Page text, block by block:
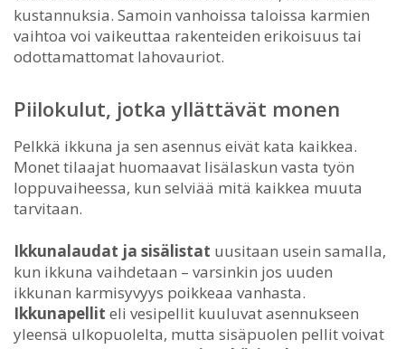
kustannuksia. Samoin vanhoissa taloissa karmien
vaihtoa voi vaikeuttaa rakenteiden erikoisuus tai
odottamattomat lahovauriot.
Piilokulut, jotka yllättävät monen
Pelkkä ikkuna ja sen asennus eivät kata kaikkea.
Monet tilaajat huomaavat lisälaskun vasta työn
loppuvaiheessa, kun selviää mitä kaikkea muuta
tarvitaan.
Ikkunalaudat ja sisälistat uusitaan usein samalla,
kun ikkuna vaihdetaan – varsinkin jos uuden
ikkunan karmisyvyys poikkeaa vanhasta.
Ikkunapellit eli vesipellit kuuluvat asennukseen
yleensä ulkopuolelta, mutta sisäpuolen pellit voivat